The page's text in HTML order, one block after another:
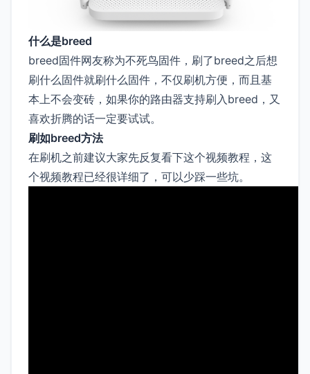
什么是breed
breed固件网友称为不死鸟固件，刷了breed之后想
刷什么固件就刷什么固件，不仅刷机方便，而且基
本上不会变砖，如果你的路由器支持刷入breed，又
喜欢折腾的话一定要试试。
刷如breed方法
在刷机之前建议大家先反复看下这个视频教程，这
个视频教程已经很详细了，可以少踩一些坑。